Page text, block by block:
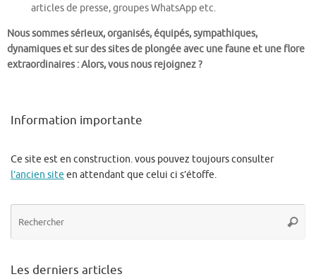
articles de presse, groupes WhatsApp etc.
Nous sommes sérieux, organisés, équipés, sympathiques,
dynamiques et sur des sites de plongée avec une faune et une flore
extraordinaires : Alors, vous nous rejoignez ?
Information importante
Ce site est en construction. vous pouvez toujours consulter
l’ancien site en attendant que celui ci s’étoffe.
Les derniers articles